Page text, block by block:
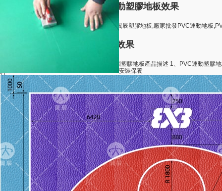
安裝保養
湖南室內籃球場館鋪裝PVC運動塑膠地板效果
日期：2023-05-31 瀏覽次數：3386
湖南籃球場館塑膠地板,籃球場PVC塑膠地板,翼辰塑膠地板,廠家批發PVC運動地板
滄州幼兒園PVC塑膠地板鋪裝效果
幼兒園PVC塑膠地板,幼兒園塑膠地板，幼兒園塑膠地板產品描述 1、PVC運動塑
料...
室外球場PVC運動地板卷材
日期：2022-09-16 瀏覽次數：3181
室外PVC運動地板卷材,室外運動地板,翼辰塑膠地板,廠家批發PVC運動地板,PVC商
地板品牌企業！...
室外PVC地板羽毛球場運動地板卷材
日期：2022-09-16 瀏覽次數：3043
室外羽毛球場塑膠地板卷材,室外塑膠地板,翼辰塑膠地板,廠家批發PVC運動地板
膠地板品牌企業！...
室外羽毛球場PVC塑膠地板卷材
日期：2022-09-16 瀏覽次數：3006
室外羽毛球場塑膠地板卷材,室外塑膠地板卷材,翼辰塑膠地板,廠家批發PVC運動地
際塑膠地板品牌企業！...